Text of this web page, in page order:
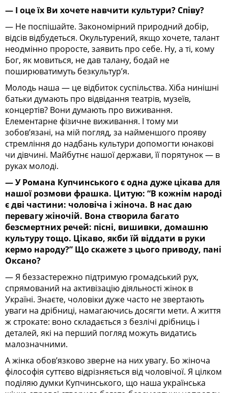
— І оце їх Ви хочете навчити культури? Співу?
— Не поспішайте. Закономірний природний добір,
відсів відбудеться. Окультурений, якщо хочете, талант
неодмінно проросте, заявить про себе. Ну, а ті, кому
Бог, як мовиться, не дав талану, бодай не
поширюватимуть безкультур’я.
Молодь наша — це відбиток суспільства. Хіба нинішні
батьки думають про відвідання театрів, музеїв,
концертів? Вони думають про виживання.
Елементарне фізичне виживання. І тому ми
зобов’язані, на мій погляд, за найменшого прояву
стремління до надбань культури допомогти юнакові
чи дівчині. Майбутнє нашої держави, її порятунок — в
руках молоді.
— У Романа Купчинського є одна дуже цікава для
нашої розмови фрашка. Цитую: “В кожнім народі
є дві частини: чоловіча і жіноча. В нас даю
перевагу жіночій. Вона створила багато
безсмертних речей: пісні, вишивки, домашню
культуру тощо. Цікаво, якби їй віддати в руки
кермо народу?” Що скажете з цього приводу, пані
Оксано?
— Я беззастережно підтримую громадський рух,
спрямований на активізацію діяльності жінок в
Україні. Знаєте, чоловіки дуже часто не звертають
уваги на дрібниці, намагаючись досягти мети. А життя
ж строкате: воно складається з безлічі дрібниць і
деталей, які на перший погляд можуть видатись
малозначними.
А жінка обов’язково зверне на них увагу. Бо жіноча
філософія суттєво відрізняється від чоловічої. Я цілком
поділяю думки Купчинського, що наша українська